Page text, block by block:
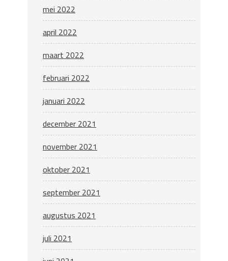
mei 2022
april 2022
maart 2022
februari 2022
januari 2022
december 2021
november 2021
oktober 2021
september 2021
augustus 2021
juli 2021